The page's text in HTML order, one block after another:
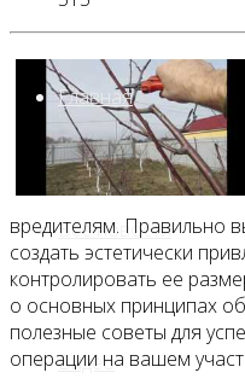
Главная
Все новости
Видео
вредителям. Правильно
создать эстетически
контролировать ее
о основных принципах
полезные советы для
операции на вашем